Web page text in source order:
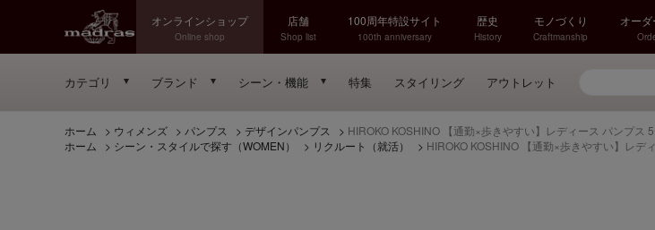
オンラインショップ
Online shop
店舗
Shop list
100周年特設サイト
100th anniversary
歴史
History
モノづくり
Craftmanship
オー
カテゴリ ブランド シーン・機能 特集 スタイリング アウトレット
ホーム > ウィメンズ > パンプス > デザインパンプス > HIROKO KOSHINO 【通勤×歩きやすい】レディース パンプ
ホーム
> シーン・スタイルで探す（WOMEN） > リクルート（就活） > HIROKO KOSHINO 【通勤×歩きやすい】レ